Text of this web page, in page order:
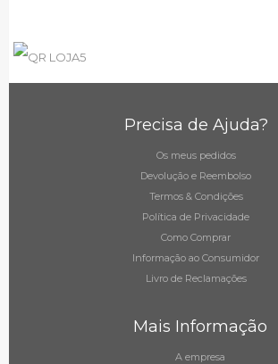
Precisa de Ajuda?
Os meus pedidos
Devolução e Reembolso
Termos & Condições
Política de Privacidade
Como Comprar
Informação ao Consumidor
Livro de Reclamações
Mais Informação
A empresa